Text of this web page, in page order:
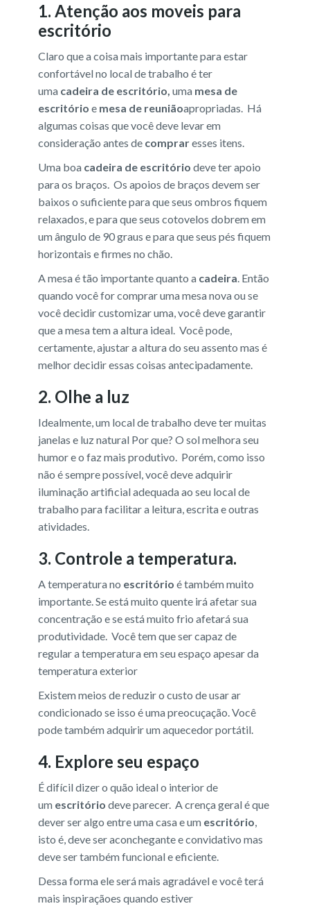
1. Atenção aos moveis para
escritório
Claro que a coisa mais importante para estar
confortável no local de trabalho é ter
uma cadeira de escritório, uma mesa de
escritório e mesa de reuniãoapropriadas. Há
algumas coisas que você deve levar em
consideração antes de compraresses itens.
Uma boa cadeira de escritório deve ter apoio
para os braços. Os apoios de braços devem ser
baixos o suficiente para que seus ombros fiquem
relaxados, e para que seus cotovelos dobrem em
um ângulo de 90 graus e para que seus pés fiquem
horizontais e firmes no chão.
A mesa é tão importante quanto a cadeira. Então
quando você for comprar uma mesa nova ou se
você decidir customizar uma, você deve garantir
que a mesa tem a altura ideal. Você pode,
certamente, ajustar a altura do seu assento mas é
melhor decidir essas coisas antecipadamente.
2. Olhe a luz
Idealmente, um local de trabalho deve ter muitas
janelas e luz natural Por que? O sol melhora seu
humor e o faz mais produtivo. Porém, como isso
não é sempre possível, você deve adquirir
iluminação artificial adequada ao seu local de
trabalho para facilitar a leitura, escrita e outras
atividades.
3. Controle a temperatura.
A temperatura no escritório é também muito
importante. Se está muito quente irá afetar sua
concentração e se está muito frio afetará sua
produtividade. Você tem que ser capaz de
regular a temperatura em seu espaço apesar da
temperatura exterior
Existem meios de reduzir o custo de usar ar
condicionado se isso é uma preocuçação. Você
pode também adquirir um aquecedor portátil.
4. Explore seu espaço
É difícil dizer o quão ideal o interior de
um escritório deve parecer. A crença geral é que
dever ser algo entre uma casa e um escritório,
isto é, deve ser aconchegante e convidativo mas
deve ser também funcional e eficiente.
Dessa forma ele será mais agradável e você terá
mais inspiraçãoes quando estiver